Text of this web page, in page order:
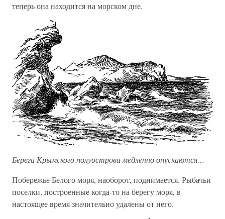
теперь она находится на морском дне.
Берега Крымского полуострова медленно опускаются…
Побережье Белого моря, наоборот, поднимается. Рыбачьи
поселки, построенные когда-то на берегу моря, в
настоящее время значительно удалены от него.